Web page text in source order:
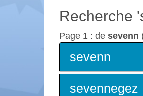
Recherche
Page 1 : de sevenn
sevenn
sevennegez